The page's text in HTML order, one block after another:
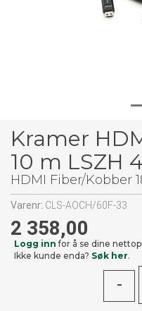
Kramer
10 m LSZH
HDMI Fiber/Kobber
Varenr: CLS-AOCH/60F-33
2 358,00
Logg inn for å se dine
Ikke kunde enda? Søk her.
-